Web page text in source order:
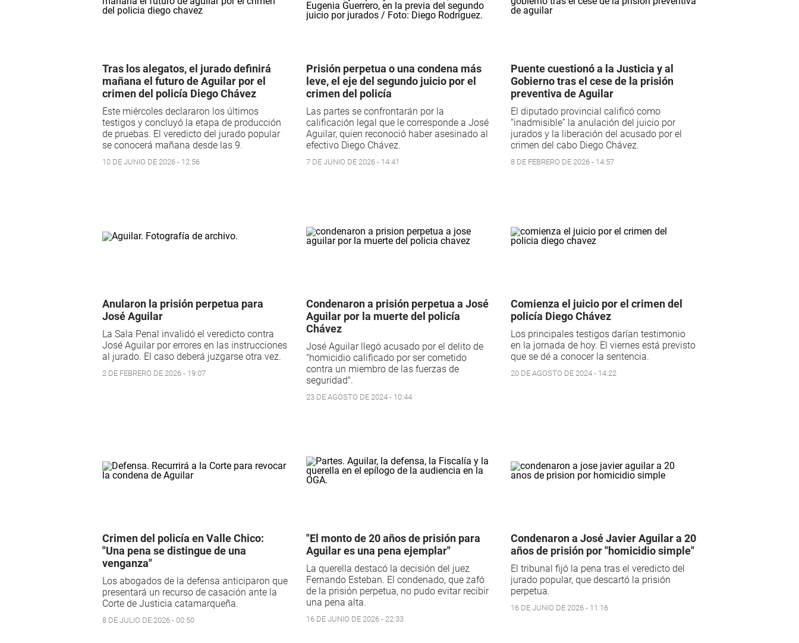
Tras los alegatos, el jurado definirá
mañana el futuro de Aguilar por el
crimen del policía Diego Chávez
Este miércoles declararon los últimos
testigos y concluyó la etapa de producción
de pruebas. El veredicto del jurado popular
se conocerá mañana desde las 9.
10 DE JUNIO DE 2026 - 12:56
Prisión perpetua o una condena más
leve, el eje del segundo juicio por el
crimen del policía
Las partes se confrontarán por la
calificación legal que le corresponde a José
Aguilar, quien reconoció haber asesinado al
efectivo Diego Chávez.
7 DE JUNIO DE 2026 - 14:41
Puente cuestionó a la Justicia y al
Gobierno tras el cese de la prisión
preventiva de Aguilar
El diputado provincial calificó como
“inadmisible” la anulación del juicio por
jurados y la liberación del acusado por el
crimen del cabo Diego Chávez.
8 DE FEBRERO DE 2026 - 14:57
Anularon la prisión perpetua para
José Aguilar
La Sala Penal invalidó el veredicto contra
José Aguilar por errores en las instrucciones
al jurado. El caso deberá juzgarse otra vez.
2 DE FEBRERO DE 2026 - 19:07
Condenaron a prisión perpetua a José
Aguilar por la muerte del policía
Chávez
José Aguilar llegó acusado por el delito de
"homicidio calificado por ser cometido
contra un miembro de las fuerzas de
seguridad".
23 DE AGOSTO DE 2024 - 10:44
Comienza el juicio por el crimen del
policía Diego Chávez
Los principales testigos darían testimonio
en la jornada de hoy. El viernes está previsto
que se dé a conocer la sentencia.
20 DE AGOSTO DE 2024 - 14:22
Crimen del policía en Valle Chico:
"Una pena se distingue de una
venganza"
Los abogados de la defensa anticiparon que
presentará un recurso de casación ante la
Corte de Justicia catamarqueña.
8 DE JULIO DE 2026 - 00:50
"El monto de 20 años de prisión para
Aguilar es una pena ejemplar"
La querella destacó la decisión del juez
Fernando Esteban. El condenado, que zafó
de la prisión perpetua, no pudo evitar recibir
una pena alta.
16 DE JUNIO DE 2026 - 22:33
Condenaron a José Javier Aguilar a 20
años de prisión por "homicidio simple"
El tribunal fijó la pena tras el veredicto del
jurado popular, que descartó la prisión
perpetua.
16 DE JUNIO DE 2026 - 11:16